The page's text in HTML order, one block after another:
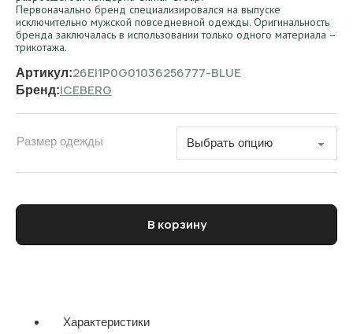
Первоначально бренд специализировался на выпуске
исключительно мужской повседневной одежды. Оригинальность
бренда заключалась в использовании только одного материала –
трикотажа.
Артикул:26EI1P0G01036256777-BLUE
Бренд:ICEBERG
Размер одежды
Количество товара Рубашка мужская
В корзину
Характеристики